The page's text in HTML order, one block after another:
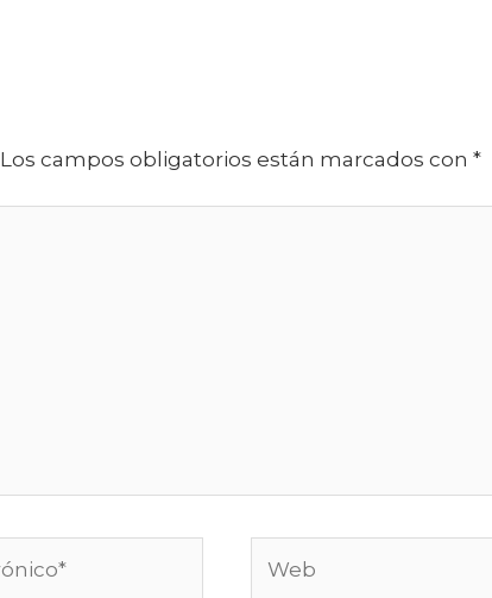
Los campos obligatorios están marcados con*